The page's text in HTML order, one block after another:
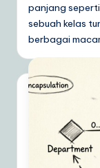
S
o
ft
w
panjang
sebuah kelas
berbagai